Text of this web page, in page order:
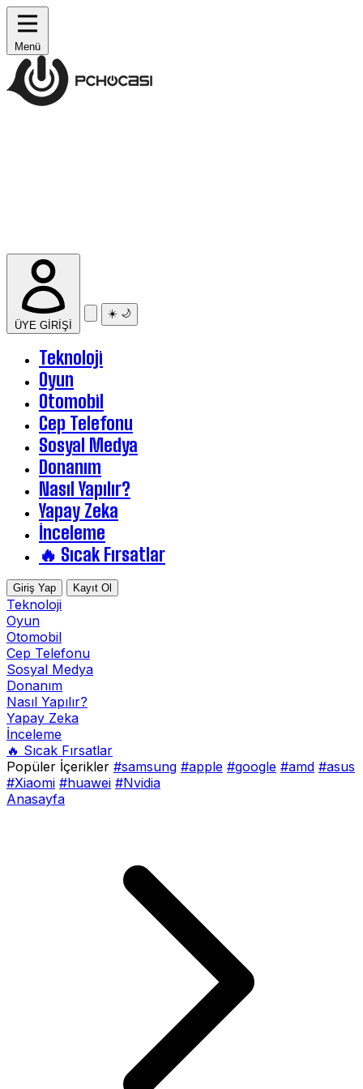
Menü
ÜYE GİRİŞİ
☀️ 🌙
Teknoloji
Oyun
Otomobil
Cep Telefonu
Sosyal Medya
Donanım
Nasıl Yapılır?
Yapay Zeka
İnceleme
🔥 Sıcak Fırsatlar
Giriş Yap Kayıt Ol
Teknoloji
Oyun
Otomobil
Cep Telefonu
Sosyal Medya
Donanım
Nasıl Yapılır?
Yapay Zeka
İnceleme
🔥 Sıcak Fırsatlar
Popüler İçerikler #samsung #apple #google #amd #asus
#Xiaomi #huawei #Nvidia
Anasayfa